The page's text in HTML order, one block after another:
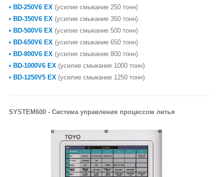
• BD-250V6 EX (усилие смыкание 250 тонн)
• BD-350V6 EX (усилие смыкание 350 тонн)
• BD-500V6 EX (усилие смыкание 500 тонн)
• BD-650V6 EX (усилие смыкание 650 тонн)
• BD-800V6 EX (усилие смыкание 800 тонн)
• BD-1000V6 EX (усилие смыкание 1000 тонн)
• BD-1250V5 EX (усилие смыкание 1250 тонн)
SYSTEM600 - Система управления процессом литья